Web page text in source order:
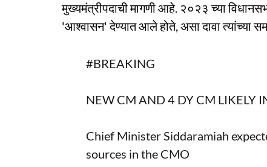
मुख्यमंत्रीपदाची मागणी आहे. २०२३ च्या
'आश्वासन' देण्यात आले होते, असा दावा त्यांच्या
#BREAKING
NEW CM AND 4 DY CM LIKELY
Chief Minister Siddaramiah
sources in the CMO